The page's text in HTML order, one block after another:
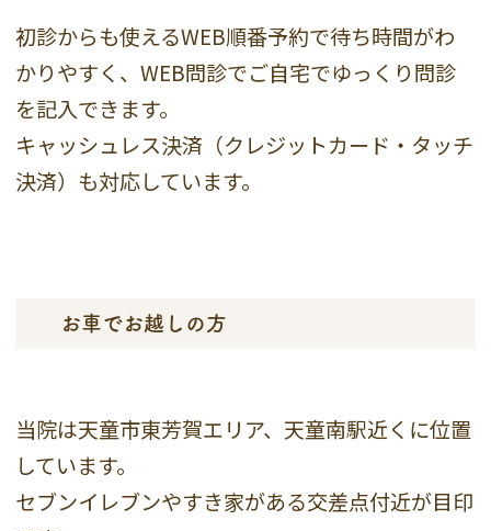
初診からも使えるWEB順番予約で待ち時間がわ
かりやすく、WEB問診でご自宅でゆっくり問診
を記入できます。
キャッシュレス決済（クレジットカード・タッチ
決済）も対応しています。
お車でお越しの方
当院は天童市東芳賀エリア、天童南駅近くに位置
しています。
セブンイレブンやすき家がある交差点付近が目印